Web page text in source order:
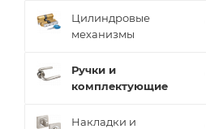
Цилиндровые
механизмы
Ручки и
комплектующие
Накладки и